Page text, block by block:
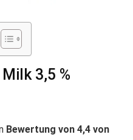
3,5 %
Bewertung von 4,4 von